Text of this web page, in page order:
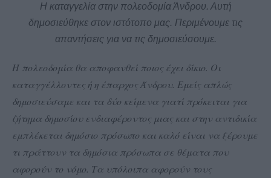
Η καταγγελία στην πολεοδομία Άνδρου. Αυτή
δημοσιεύθηκε στον ιστότοπο μας. Περιμένουμε τις
απαντήσεις για να τις δημοσιεύσουμε.
Η πολεοδομία θα αποφανθεί ποιος έχει δίκιο. Οι
καταγγέλλοντες ή η έπαρχος Άνδρου. Εμείς απλώς
δημοσιεύσαμε και τα δύο κείμενα γιατί πρόκειται για
ζήτημα δημοσίου ενδιαφέροντος μιας και στην αντιδικία
εμπλέκεται δημόσιο πρόσωπο και καλό είναι να ξέρουμε
τι πράττουν τα δημόσια πρόσωπα σε θέματα που
αφορούν το νόμο. Τα υπόλοιπα αφορούν τους